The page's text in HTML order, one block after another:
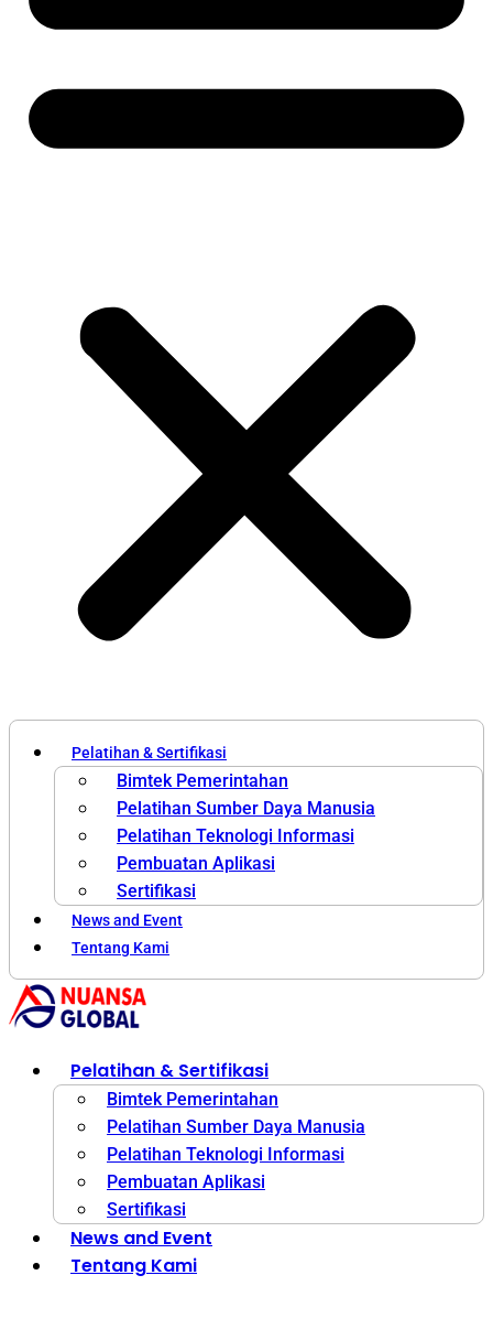
Pelatihan & Sertifikasi
Bimtek Pemerintahan
Pelatihan Sumber Daya Manusia
Pelatihan Teknologi Informasi
Pembuatan Aplikasi
Sertifikasi
News and Event
Tentang Kami
Pelatihan & Sertifikasi
Bimtek Pemerintahan
Pelatihan Sumber Daya Manusia
Pelatihan Teknologi Informasi
Pembuatan Aplikasi
Sertifikasi
News and Event
Tentang Kami